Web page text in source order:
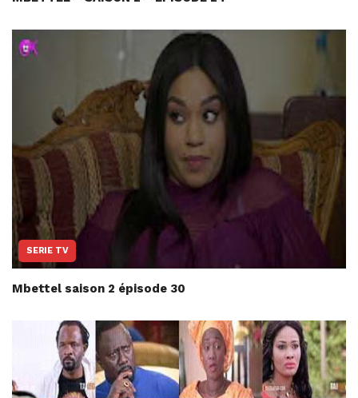
SERIE TV
Mbettel saison 2 épisode 30